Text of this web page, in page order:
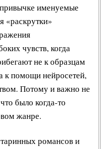
именуемые
«раскрутки»
чувств, когда
не к образцам
к помощи нейросетей,
Потому и важно не
было когда-то
жанре.
романсов и